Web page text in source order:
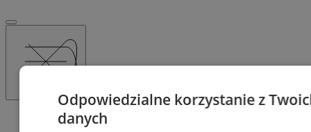
Tag: PalmJazz
Odpowiedzialne korzystanie z
danych